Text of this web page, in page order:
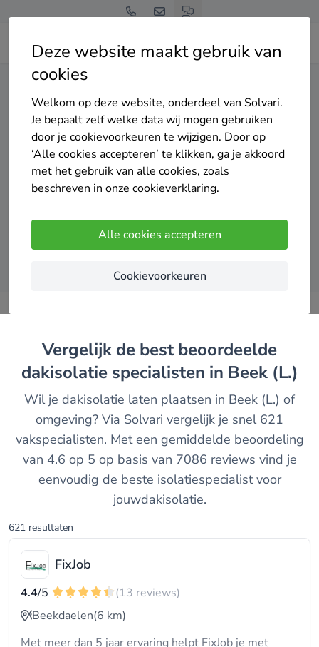
Deze website maakt gebruik van
cookies
Welkom op deze website, onderdeel van Solvari.
Je bepaalt zelf welke data wij mogen gebruiken
door je cookievoorkeuren te wijzigen. Door op
‘Alle cookies accepteren’ te klikken, ga je akkoord
met het gebruik van alle cookies, zoals
beschreven in onze cookieverklaring.
Alle cookies accepteren
Cookievoorkeuren
Home Dakisolatie
Gratis en vrijblijvend
Top 20 dakisolatie
specialisten in Beek (L.)
Vergelijk offertes
Vergelijk de best beoordeelde
dakisolatie specialisten in Beek (L.)
Wil je dakisolatie laten plaatsen in Beek (L.) of
omgeving? Via Solvari vergelijk je snel 621
vakspecialisten. Met een gemiddelde beoordeling
van 4.6 op 5 op basis van 7086 reviews vind je
eenvoudig de beste isolatiespecialist voor
jouwdakisolatie.
621 resultaten
FixJob
4.4/5
(13 reviews)
Beekdaelen(6 km)
Met meer dan 5 jaar ervaring helpt FixJob je met